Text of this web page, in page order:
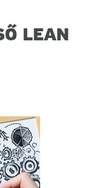
LEAN